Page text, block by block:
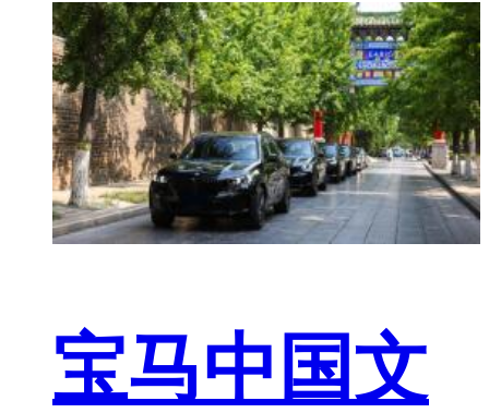
宝马中国文